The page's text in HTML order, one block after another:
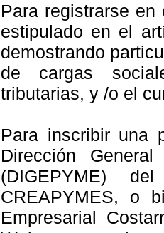
Para registrarse
estipulado en el
demostrando
de cargas
tributarias, y /o el
Para inscribir una
Dirección
(DIGEPYME)
CREAPYMES, o
Empresarial